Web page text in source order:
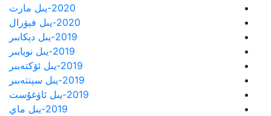
2020-يىل مارت
2020-يىل فېۋرال
2019-يىل دېكابىر
2019-يىل نويابىر
2019-يىل ئۆكتەبىر
2019-يىل سېنتەبىر
2019-يىل ئاۋغۇست
2019-يىل ماي